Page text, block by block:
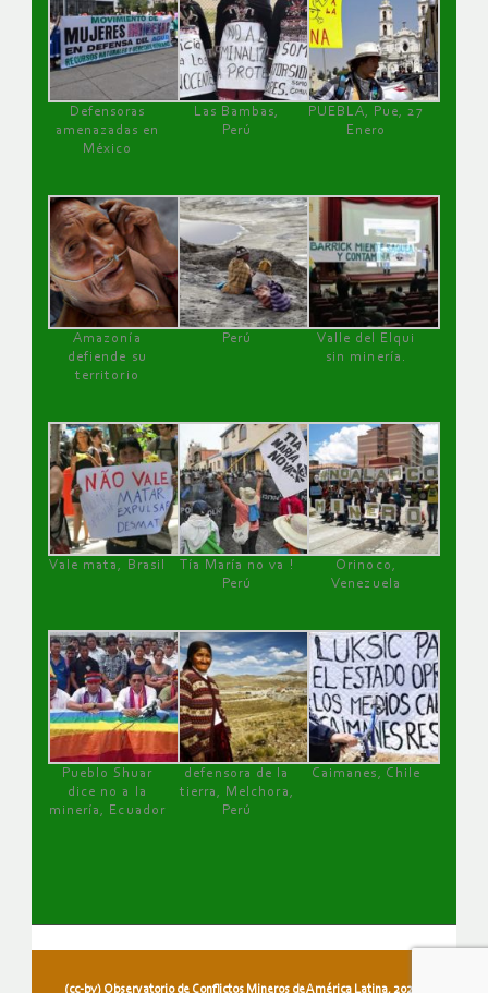
Defensoras
amenazadas en
México
Las Bambas,
Perú
PUEBLA, Pue, 27
Enero
Amazonía
defiende su
territorio
Perú
Valle del Elqui
sin minería.
Vale mata, Brasil
Tía María no va !
Perú
Orinoco,
Venezuela
Pueblo Shuar
dice no a la
minería, Ecuador
defensora de la
tierra, Melchora,
Perú
Caimanes, Chile
(cc-by) Observatorio de Conflictos Mineros de América Latina, 2026